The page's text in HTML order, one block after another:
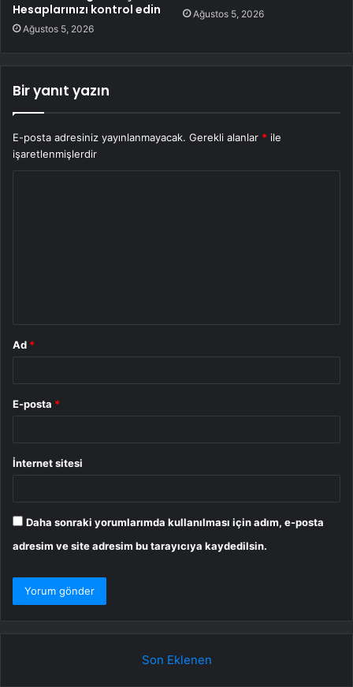
Hesaplarınızı kontrol edin
Ağustos 5, 2026
Ağustos 5, 2026
Bir yanıt yazın
E-posta adresiniz yayınlanmayacak. Gerekli alanlar * ile
işaretlenmişlerdir
Ad *
E-posta *
İnternet sitesi
Daha sonraki yorumlarımda kullanılması için adım, e-posta
adresim ve site adresim bu tarayıcıya kaydedilsin.
Son Eklenen